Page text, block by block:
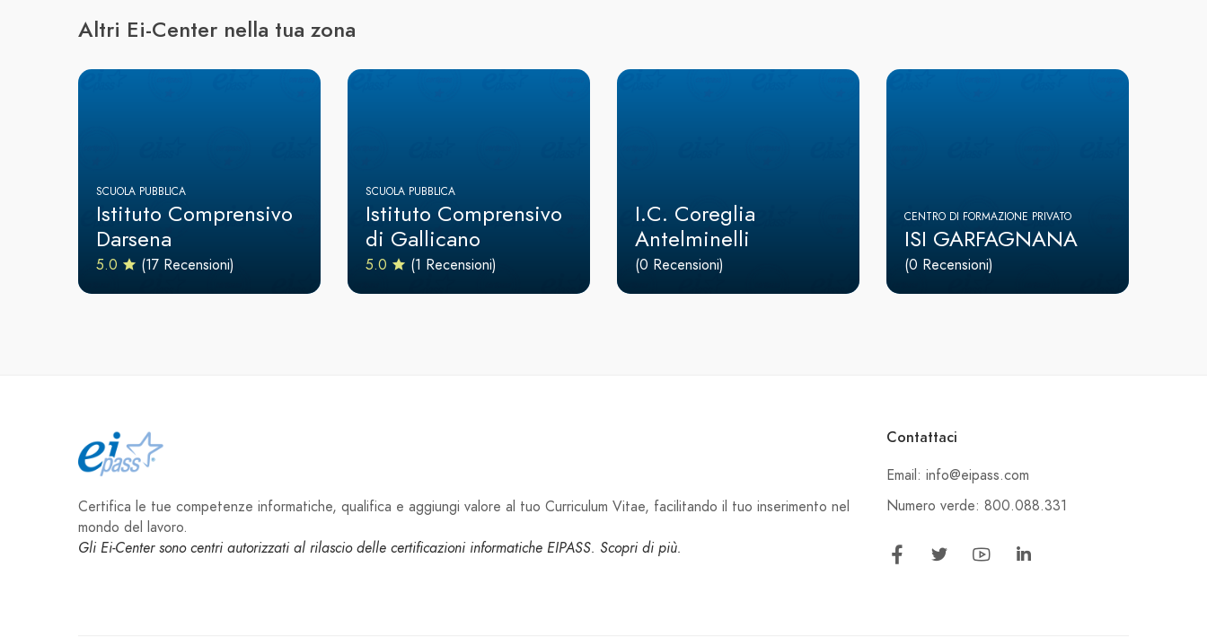
Altri Ei-Center nella tua zona
SCUOLA PUBBLICA
Istituto Comprensivo
Darsena
5.0 (17 Recensioni)
SCUOLA PUBBLICA
Istituto Comprensivo
di Gallicano
5.0 (1 Recensioni)
I.C. Coreglia
Antelminelli
(0 Recensioni)
CENTRO DI FORMAZIONE PRIVATO
ISI GARFAGNANA
(0 Recensioni)
Certifica le tue competenze informatiche, qualifica e aggiungi valore al tuo Curriculum Vitae, facilitando il tuo inserimento nel
mondo del lavoro.
Gli Ei-Center sono centri autorizzati al rilascio delle certificazioni informatiche EIPASS. Scopri di più.
Contattaci
Email: info@eipass.com
Numero verde: 800.088.331